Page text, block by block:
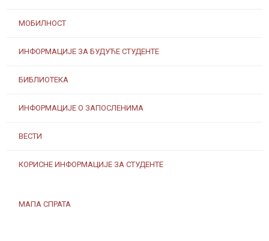
МОБИЛНОСТ
ИНФОРМАЦИЈЕ ЗА БУДУЋЕ СТУДЕНТЕ
БИБЛИОТЕКА
ИНФОРМАЦИЈЕ О ЗАПОСЛЕНИМА
ВЕСТИ
КОРИСНЕ ИНФОРМАЦИЈЕ ЗА СТУДЕНТЕ
МАПА СПРАТА